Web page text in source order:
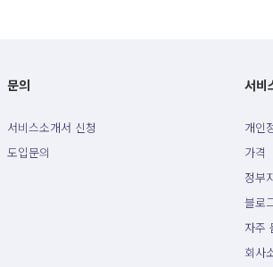
문의
서비스소개서 신청
도입문의
서비
개인
가격
정부
블로
자주
회사